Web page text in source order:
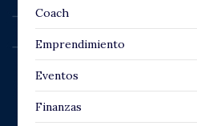
Coach
Emprendimiento
Eventos
Finanzas